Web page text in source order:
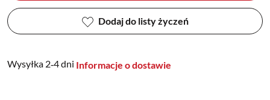
Dodaj do listy życzeń
Wysyłka 2‑4 dni Informacje o dostawie